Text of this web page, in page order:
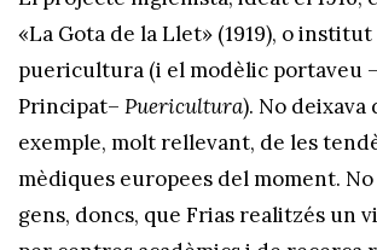
«La Gota de la Llet» (1919), o institut
puericultura (i el modèlic portaveu
Principat– Puericultura). No deixava
exemple, molt rellevant, de les
mèdiques europees del moment.
gens, doncs, que Frias realitzés un